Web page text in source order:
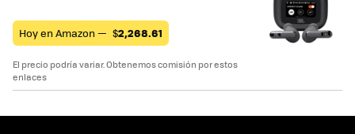
Hoy en Amazon — $2,268.61
El precio podría variar. Obtenemos comisión por estos
enlaces